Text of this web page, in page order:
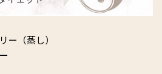
ー（蒸し）